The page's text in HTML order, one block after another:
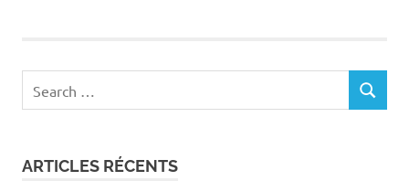
for:
SEARCH
ARTICLES RÉCENTS